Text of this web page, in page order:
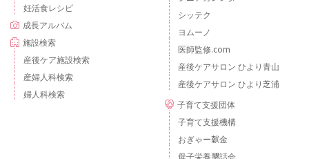
妊活食レシピ
成長アルバム
施設検索
産後ケア施設検索
産婦人科検索
婦人科検索
シッテク
ヨムーノ
医師監修.com
産後ケアサロン ひより青山
産後ケアサロン ひより芝浦
子育て支援団体
子育て支援機構
おぎゃー献金
母子栄養懇話会